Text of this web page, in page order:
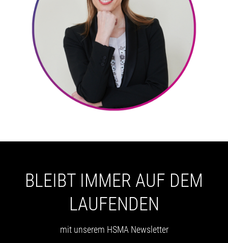
BLEIBT IMMER AUF DEM
LAUFENDEN
mit unserem HSMA Newsletter